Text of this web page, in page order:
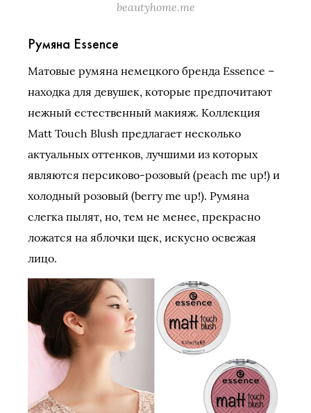
beautyhome.me
Румяна Essence
Матовые румяна немецкого бренда Essence –
находка для девушек, которые предпочитают
нежный естественный макияж. Коллекция
Matt Touch Blush предлагает несколько
актуальных оттенков, лучшими из которых
являются персиково-розовый (peach me up!) и
холодный розовый (berry me up!). Румяна
слегка пылят, но, тем не менее, прекрасно
ложатся на яблочки щек, искусно освежая
лицо.